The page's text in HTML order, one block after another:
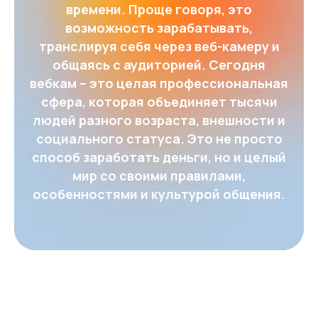
времени. Проще говоря, это
возможность зарабатывать,
транслируя себя через веб-камеру и
общаясь с аудиторией. Сегодня
вебкам – это целая профессиональная
сфера, которая объединяет тысячи
людей разного возраста, внешности и
социального статуса. Это не просто
способ заработать деньги, но и целый
мир со своими правилами,
особенностями и культурой общения.